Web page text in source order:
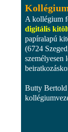
A kollégium
digitális
papíralapú
(6724
személyesen
Butty Bertold